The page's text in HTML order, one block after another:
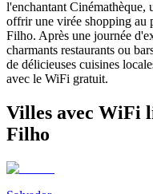
l'enchantant Cinémathèque,
offrir une virée shopping au
Filho. Après une journée
charmants restaurants ou
de délicieuses cuisines
avec le WiFi gratuit.
Villes avec WiFi
Filho